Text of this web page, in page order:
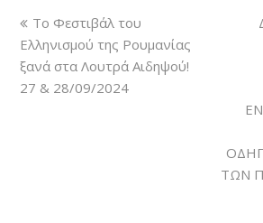
Το Φεστιβάλ του
Ελληνισμού της Ρουμανίας
ξανά στα Λουτρά Αιδηψού!
27 & 28/09/2024
ΤΩΝ